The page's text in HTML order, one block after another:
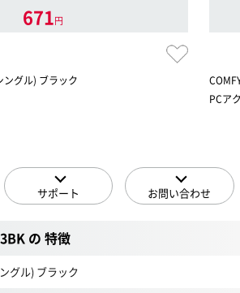
671円
ングル) ブラック
PCア
サポート お問い合わせ
の 特徴
グル) ブラック